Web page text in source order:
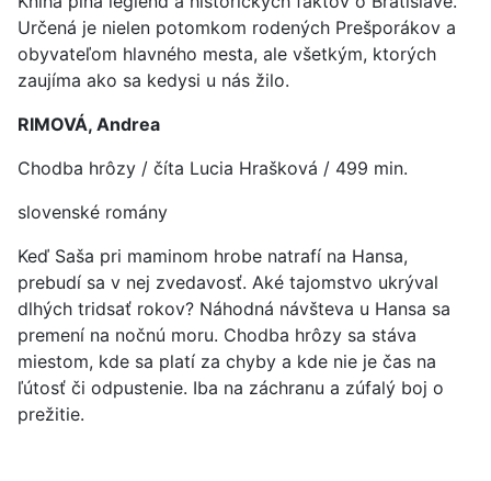
Určená je nielen potomkom rodených Prešporákov a
obyvateľom hlavného mesta, ale všetkým, ktorých
zaujíma ako sa kedysi u nás žilo.
RIMOVÁ, Andrea
Chodba hrôzy / číta Lucia Hrašková / 499 min.
slovenské romány
Keď Saša pri maminom hrobe natrafí na Hansa,
prebudí sa v nej zvedavosť. Aké tajomstvo ukrýval
dlhých tridsať rokov? Náhodná návšteva u Hansa sa
premení na nočnú moru. Chodba hrôzy sa stáva
miestom, kde sa platí za chyby a kde nie je čas na
ľútosť či odpustenie. Iba na záchranu a zúfalý boj o
prežitie.